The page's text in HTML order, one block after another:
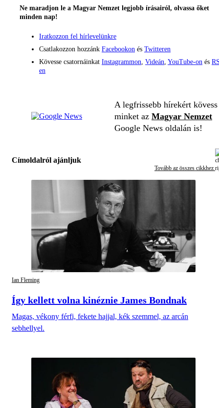
Ne maradjon le a Magyar Nemzet legjobb írásairól, olvassa őket
minden nap!
Iratkozzon fel hírlevelünkre
Csatlakozzon hozzánk Facebookon és Twitteren
Kövesse csatornáinkat Instagrammon Videán YouTube-on és
en
A legfrissebb hírekért kövess
minket az Magyar Nemzet
Google News oldalán is!
Címoldalról ajánljuk
Tovább az összes cikkhez
Ian Fleming
Így kellett volna kinéznie James Bondnak
Magas, vékony férfi, fekete hajjal, kék szemmel, az arcán
sebhellyel.